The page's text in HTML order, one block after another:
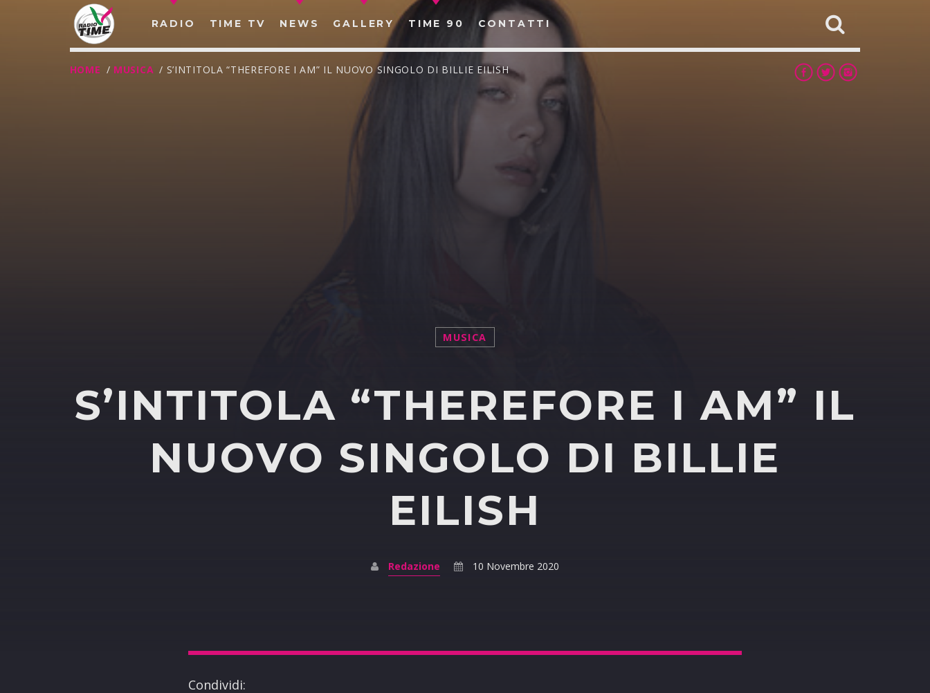
RADIO TIME TV NEWS GALLERY TIME 90 CONTATTI
CERCA NEL SITO WEB:
HOME / MUSICA / S’INTITOLA “THEREFORE I AM” IL NUOVO SINGOLO DI BILLIE EILISH
MUSICA
S’INTITOLA “THEREFORE I AM” IL
NUOVO SINGOLO DI BILLIE
EILISH
Redazione 10 Novembre 2020
Condividi: